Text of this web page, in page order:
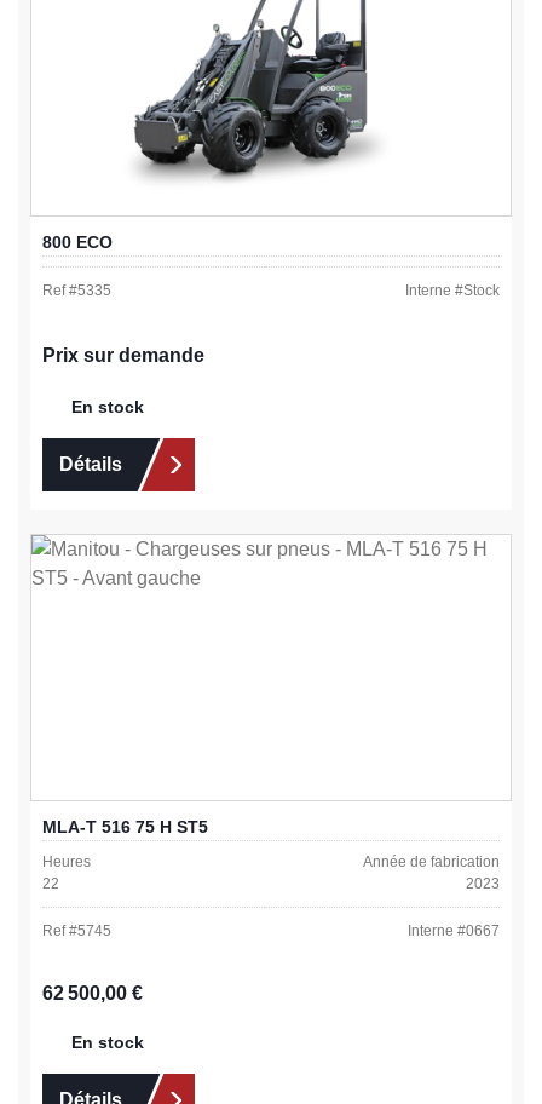
800 ECO
Ref #5335 Interne #Stock
Prix sur demande
En stock
Détails
MLA-T 516 75 H ST5
Heures
22
Année de fabrication
2023
Ref #5745 Interne #0667
Prix régulier :
62 500,00 €
En stock